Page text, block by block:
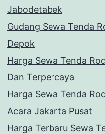
Jabodetabek
Gudang Sewa Tenda
Depok
Harga Sewa Tenda
Dan Terpercaya
Harga Sewa Tenda
Acara Jakarta Pusat
Harga Terbaru Sewa